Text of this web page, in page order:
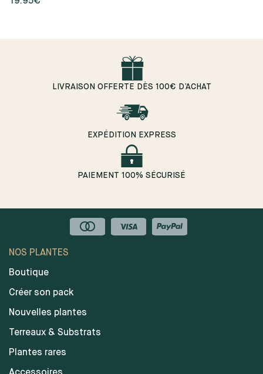
LIVRAISON OFFERTE DÈS 100€ D’ACHAT
EXPÉDITION EXPRESS
PAIEMENT 100% SÉCURISÉ
NOS PLANTES
Boutique
Créer son pack
Nouvelles plantes
Terreaux & Substrats
Plantes rares